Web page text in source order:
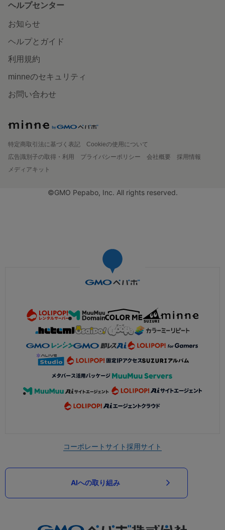
ヘルプセンター
お知らせ
ヘルプとガイド
利用規約
minneのセキュリティ
お問い合わせ
特定商取引法に基づく表記
Cookieの使用について
広告識別子の取得・利用
プライバシーポリシー 会社概要
採用情報
メディアキット
©GMO Pepabo, Inc. All rights reserved.
コーポレートサイト採用サイト
AIへの取り組み